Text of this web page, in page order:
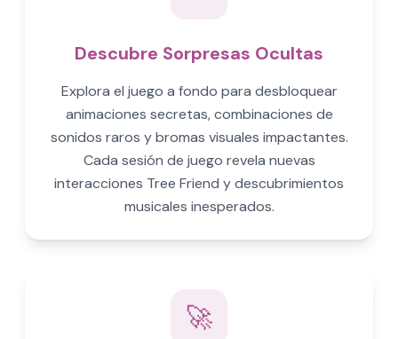
Descubre Sorpresas Ocultas
Explora el juego a fondo para desbloquear
animaciones secretas, combinaciones de
sonidos raros y bromas visuales impactantes.
Cada sesión de juego revela nuevas
interacciones Tree Friend y descubrimientos
musicales inesperados.
🚀